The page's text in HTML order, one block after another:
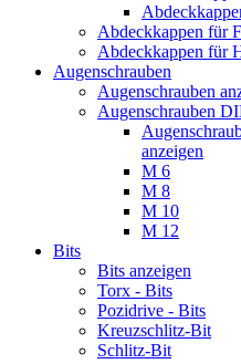
Abdeckkappen für
Abdeckkappen für
Augenschrauben
Augenschrauben
Augenschrauben
anzeigen
M 6
M 8
M 10
M 12
Bits
Bits anzeigen
Torx - Bits
Pozidrive - Bits
Kreuzschlitz-Bit
Schlitz-Bit